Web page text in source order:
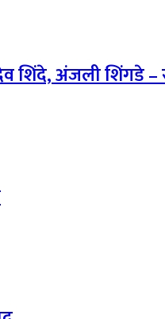
शिंदे, अंजली शिंगडे